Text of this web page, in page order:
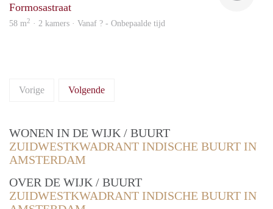
Formosastraat
58 m2 · 2 kamers · Vanaf ? - Onbepaalde tijd
Vorige Volgende
WONEN IN DE WIJK / BUURT
ZUIDWESTKWADRANT INDISCHE BUURT IN
AMSTERDAM
OVER DE WIJK / BUURT
ZUIDWESTKWADRANT INDISCHE BUURT IN